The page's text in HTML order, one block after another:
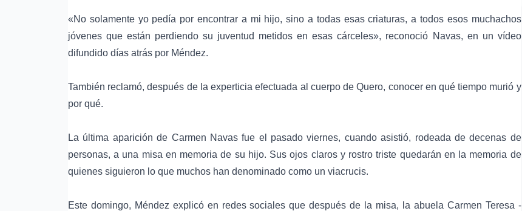
«No solamente yo pedía por encontrar a mi hijo, sino a todas esas criaturas, a todos esos muchachos
jóvenes que están perdiendo su juventud metidos en esas cárceles», reconoció Navas, en un vídeo
difundido días atrás por Méndez.
También reclamó, después de la experticia efectuada al cuerpo de Quero, conocer en qué tiempo murió y
por qué.
La última aparición de Carmen Navas fue el pasado viernes, cuando asistió, rodeada de decenas de
personas, a una misa en memoria de su hijo. Sus ojos claros y rostro triste quedarán en la memoria de
quienes siguieron lo que muchos han denominado como un viacrucis.
Este domingo, Méndez explicó en redes sociales que después de la misa, la abuela Carmen Teresa -